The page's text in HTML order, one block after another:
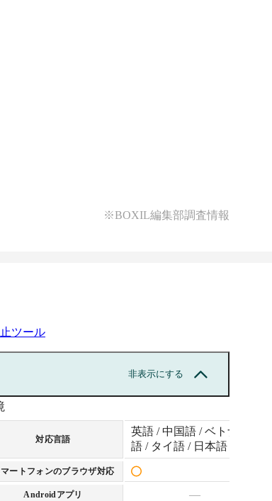
※BOXIL編集部調査情報
ツール
非表示にする
対応言語
英語 / 中国語 / ベトナム
語 / タイ語 / 日本語
ートフォンのブラウザ対応
Androidアプリ —